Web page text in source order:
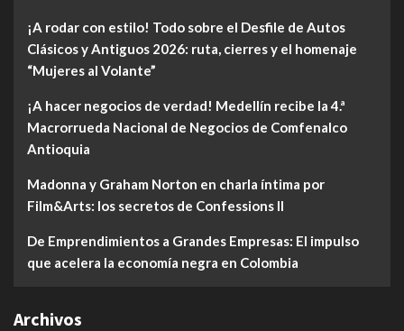
¡A rodar con estilo! Todo sobre el Desfile de Autos
Clásicos y Antiguos 2026: ruta, cierres y el homenaje
“Mujeres al Volante”
¡A hacer negocios de verdad! Medellín recibe la 4.ª
Macrorrueda Nacional de Negocios de Comfenalco
Antioquia
Madonna y Graham Norton en charla íntima por
Film&Arts: los secretos de Confessions II
De Emprendimientos a Grandes Empresas: El impulso
que acelera la economía negra en Colombia
Archivos